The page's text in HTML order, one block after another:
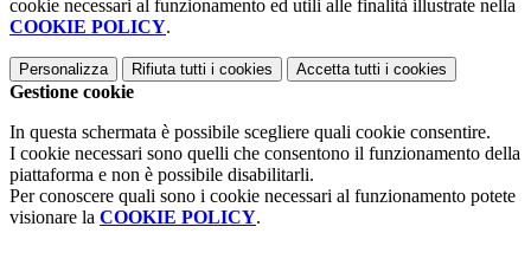
cookie necessari al funzionamento ed utili alle finalità illustrate nella
COOKIE POLICY.
Personalizza Rifiuta tutti i cookies Accetta tutti i cookies
Gestione cookie
In questa schermata è possibile scegliere quali cookie consentire.
I cookie necessari sono quelli che consentono il funzionamento della
piattaforma e non è possibile disabilitarli.
Per conoscere quali sono i cookie necessari al funzionamento potete
visionare la COOKIE POLICY.